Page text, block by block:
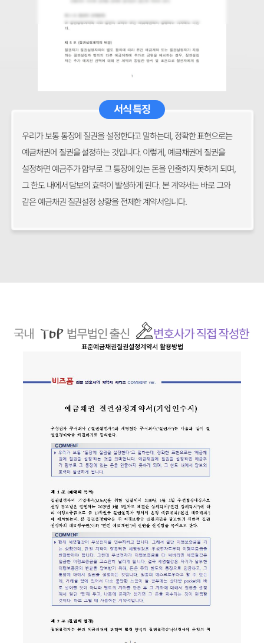
서식 특징
우리가 보통 통장에 질권을 설정한다고 말하는데, 정확한 표현으로는
예금채권에 질권을 설정하는 것입니다. 이렇게, 예금채권에 질권을
설정하면 예금주가 함부로 그 통장에 있는 돈을 인출하지 못하게 되며,
그 한도 내에서 담보의 효력이 발생하게 된다. 본 계약서는 바로 그와
같은 예금채권 질권설정 상황을 전제한 계약서입니다.
표준예금채권질권설정계약서 활용방법